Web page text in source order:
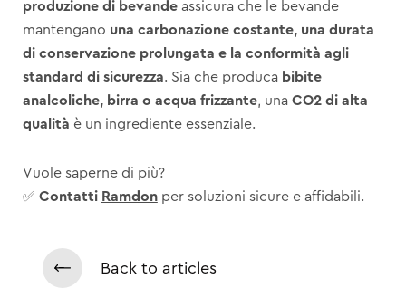
produzione di bevandeassicura che le bevande
mantengano una carbonazione costante, una durata
di conservazione prolungata e la conformità agli
standard di sicurezza. Sia che produca bibite
analcoliche, birra o acqua frizzante, una CO2 di alta
qualità è un ingrediente essenziale.
Vuole saperne di più?
✅ Contatti Ramdonper soluzioni sicure e affidabili.
Back to articles